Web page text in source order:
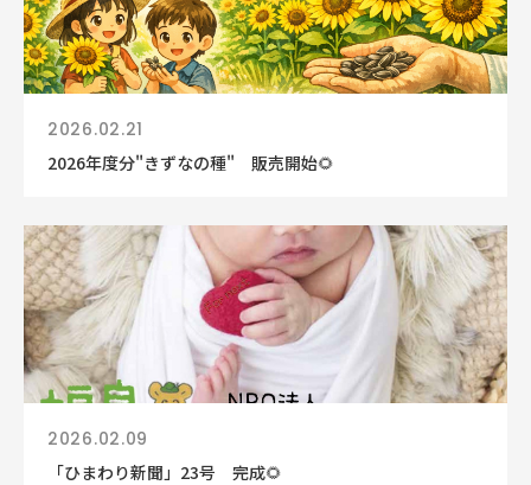
2026.02.21
2026年度分"きずなの種" 販売開始🌻
2026.02.09
「ひまわり新聞」23号 完成🌻